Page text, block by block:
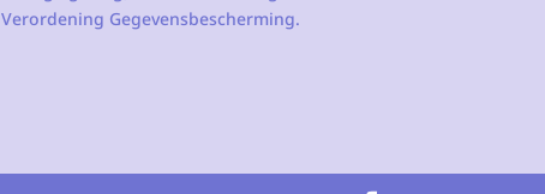
Verordening Gegevensbescherming.